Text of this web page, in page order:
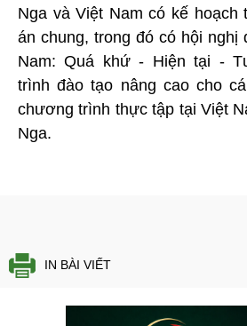
Nga và Việt Nam có kế hoạch
án chung, trong đó có hội nghị
Nam: Quá khứ - Hiện tại -
trình đào tạo nâng cao cho
chương trình thực tập tại Việt
Nga.
IN BÀI VIẾT